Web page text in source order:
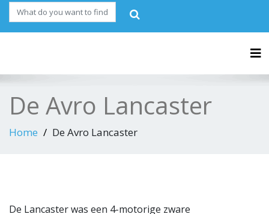
De Avro Lancaster
Home De Avro Lancaster
De Lancaster was een 4-motorige zware